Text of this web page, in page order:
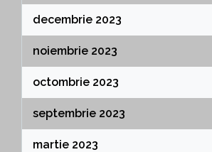
decembrie 2023
noiembrie 2023
octombrie 2023
septembrie 2023
martie 2023